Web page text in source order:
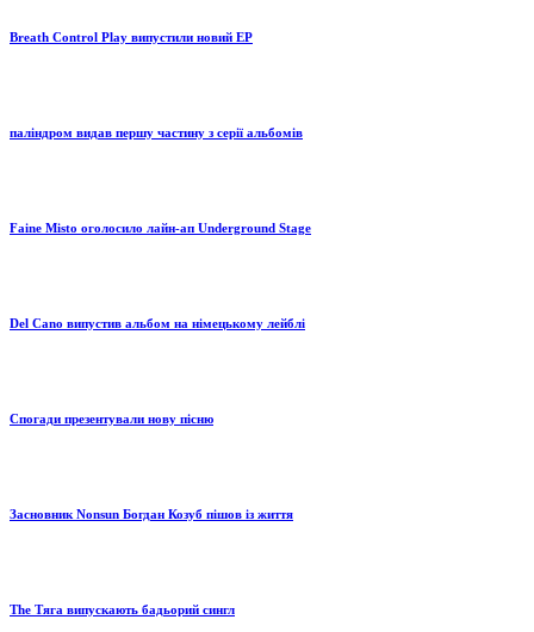
Breath Control Play випустили новий EP
паліндром видав першу частину з серії альбомів
Faine Misto оголосило лайн-ап Underground Stage
Del Cano випустив альбом на німецькому лейблі
Спогади презентували нову пісню
Засновник Nonsun Богдан Козуб пішов із життя
The Тяга випускають бадьорий сингл